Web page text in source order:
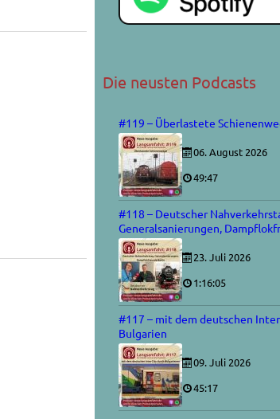
Die neusten Podcasts
#119 – Überlastete
06. August 2026
49:47
#118 – Deutscher
Generalsanierungen,
23. Juli 2026
1:16:05
#117 – mit dem deutschen
Bulgarien
09. Juli 2026
45:17